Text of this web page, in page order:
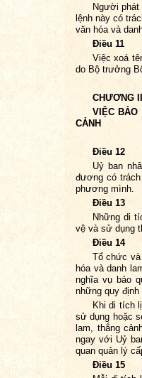
Người
lệnh này có
văn hóa và
Điều 11
Việc xoá
do Bộ trưởng
CHƯƠNG III
VIỆC BẢO
CẢNH
Điều 12
Uỷ ban
đương có
phương mình.
Điều 13
Những di
vệ và sử dụng
Điều 14
Tổ chức
hóa và danh
nghĩa vụ bảo
những quy định
Khi di tích
sử dụng hoặc
lam, thắng
ngay với Uỷ
quan quản lý
Điều 15